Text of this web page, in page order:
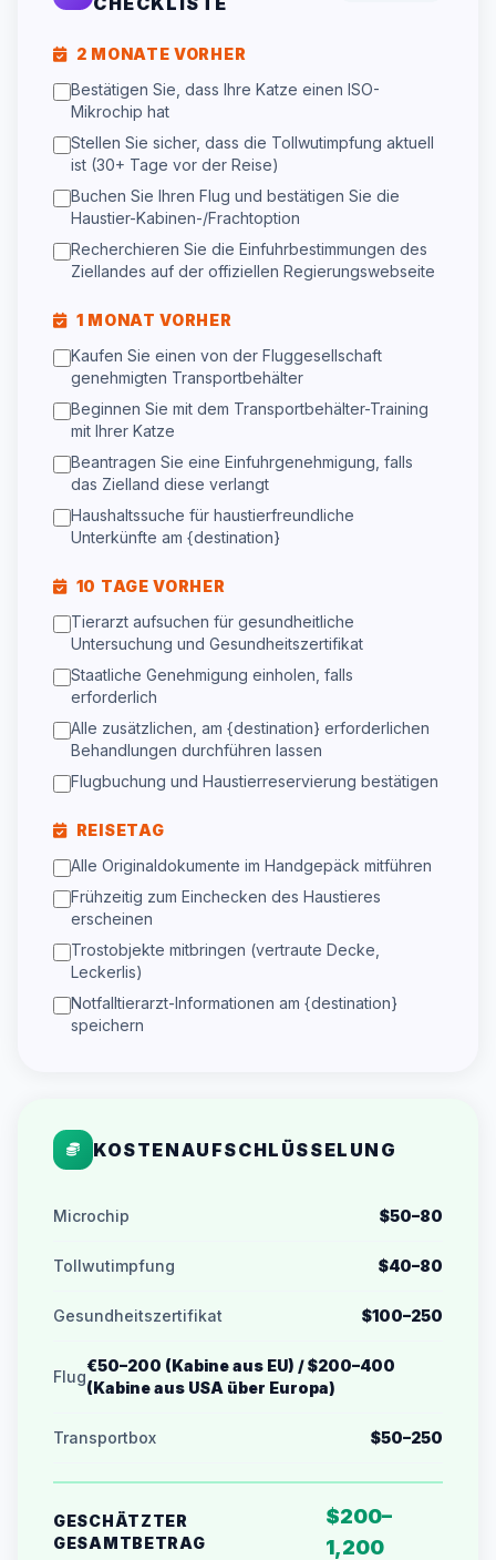
2 MONATE VORHER
Bestätigen Sie, dass Ihre Katze einen ISO-
Mikrochip hat
Stellen Sie sicher, dass die Tollwutimpfung aktuell
ist (30+ Tage vor der Reise)
Buchen Sie Ihren Flug und bestätigen Sie die
Haustier-Kabinen-/Frachtoption
Recherchieren Sie die Einfuhrbestimmungen des
Ziellandes auf der offiziellen Regierungswebseite
1 MONAT VORHER
Kaufen Sie einen von der Fluggesellschaft
genehmigten Transportbehälter
Beginnen Sie mit dem Transportbehälter-Training
mit Ihrer Katze
Beantragen Sie eine Einfuhrgenehmigung, falls
das Zielland diese verlangt
Haushaltssuche für haustierfreundliche
Unterkünfte am {destination}
10 TAGE VORHER
Tierarzt aufsuchen für gesundheitliche
Untersuchung und Gesundheitszertifikat
Staatliche Genehmigung einholen, falls
erforderlich
Alle zusätzlichen, am {destination} erforderlichen
Behandlungen durchführen lassen
Flugbuchung und Haustierreservierung bestätigen
REISETAG
Alle Originaldokumente im Handgepäck mitführen
Frühzeitig zum Einchecken des Haustieres
erscheinen
Trostobjekte mitbringen (vertraute Decke,
Leckerlis)
Notfalltierarzt-Informationen am {destination}
speichern
KOSTENAUFSCHLÜSSELUNG
Microchip $50–80
Tollwutimpfung $40–80
Gesundheitszertifikat $100–250
Flug
€50–200 (Kabine aus EU) / $200–400
(Kabine aus USA über Europa)
Transportbox $50–250
GESCHÄTZTER
GESAMTBETRAG
$200–
1,200